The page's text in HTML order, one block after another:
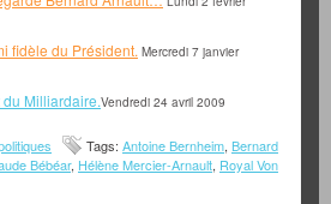
fidèle du Président. Mercredi 7 janvier
du Milliardaire.Vendredi 24 avril 2009
Tags: Antoine Bernheim, Bernard
Bébéar, Hélène Mercier-Arnault, Royal Von